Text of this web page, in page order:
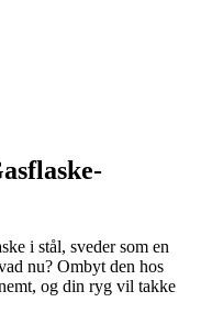
i stål, sveder som en
nu? Ombyt den hos
og din ryg vil takke